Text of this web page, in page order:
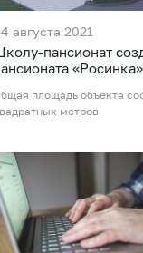
августа 2021
пансионат
площадь объекта
метров